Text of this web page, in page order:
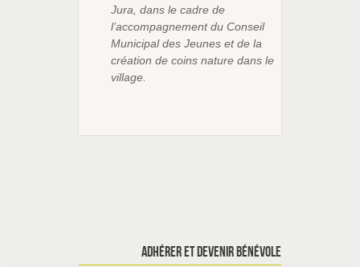
Jura, dans le cadre de
l’accompagnement du Conseil
Municipal des Jeunes et de la
création de coins nature dans le
village.
ADHÉRER ET DEVENIR BÉNÉVOLE